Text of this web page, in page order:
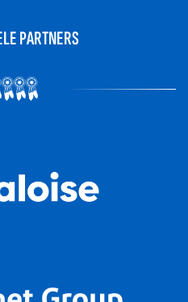
PARTNERS